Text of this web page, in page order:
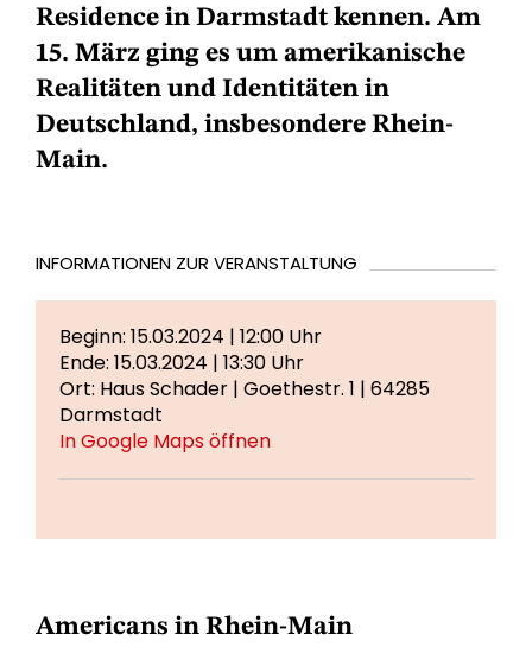
Residence in Darmstadt kennen. Am
15. März ging es um amerikanische
Realitäten und Identitäten in
Deutschland, insbesondere Rhein-
Main.
INFORMATIONEN ZUR VERANSTALTUNG
Beginn: 15.03.2024 | 12:00 Uhr
Ende: 15.03.2024 | 13:30 Uhr
Ort: Haus Schader | Goethestr. 1 | 64285
Darmstadt
In Google Maps öffnen
Americans in Rhein-Main